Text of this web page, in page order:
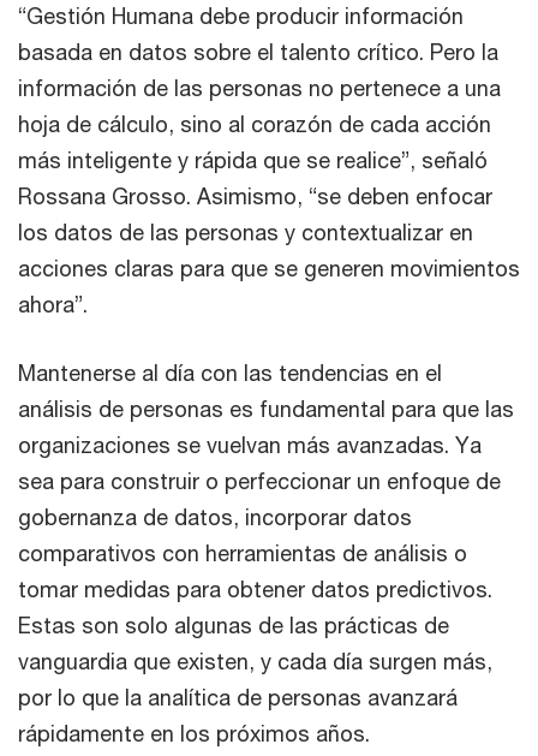
“Gestión Humana debe producir información
basada en datos sobre el talento crítico. Pero la
información de las personas no pertenece a una
hoja de cálculo, sino al corazón de cada acción
más inteligente y rápida que se realice”, señaló
Rossana Grosso. Asimismo, “se deben enfocar
los datos de las personas y contextualizar en
acciones claras para que se generen movimientos
ahora”.
Mantenerse al día con las tendencias en el
análisis de personas es fundamental para que las
organizaciones se vuelvan más avanzadas. Ya
sea para construir o perfeccionar un enfoque de
gobernanza de datos, incorporar datos
comparativos con herramientas de análisis o
tomar medidas para obtener datos predictivos.
Estas son solo algunas de las prácticas de
vanguardia que existen, y cada día surgen más,
por lo que la analítica de personas avanzará
rápidamente en los próximos años.